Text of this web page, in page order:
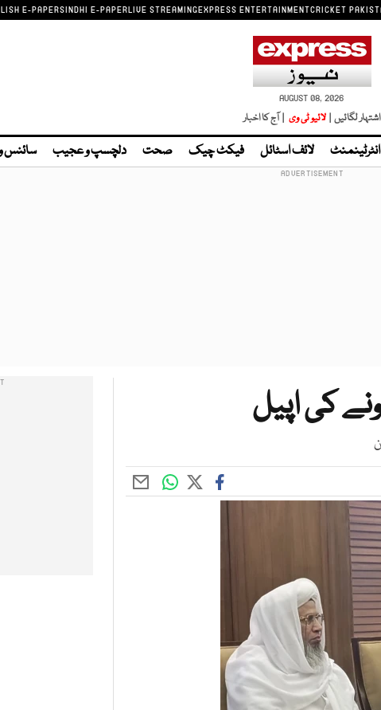
E-PAPERSINDHI E-PAPERLIVE STREAMINGEXPRESS ENTERTAINMENTCRICKET
AUGUST 08, 2026
اشتہار لگائیں | لائیو ٹی وی | آج کا اخبار
انٹرٹینمنٹ لائف اسٹائل فیکٹ چیک صحت دلچسپ و عجیب سائنس
کی اپیل